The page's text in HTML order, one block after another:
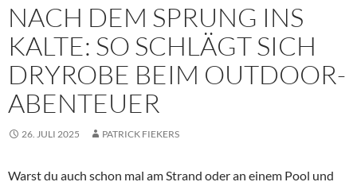
NACH DEM SPRUNG INS
KALTE: SO SCHLÄGT SICH
DRYROBE BEIM OUTDOOR-
ABENTEUER
26. JULI 2025 PATRICK FIEKERS
Warst du auch schon mal am Strand oder an einem Pool und